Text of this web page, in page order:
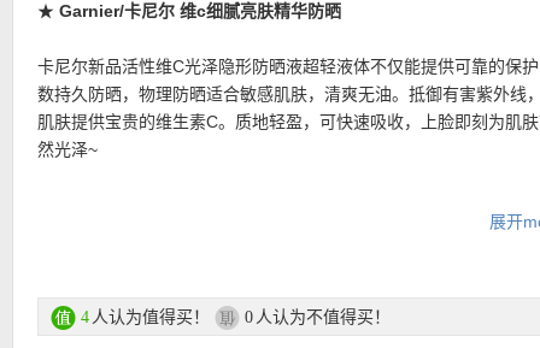
★ 自动优惠！
地利等地区，邮费详情请参考网站信息。
★ 退货：14天内无理由退货
★ 【Lookfantastic网站中文图文购物教程点击此处 】
★ Garnier/卡尼尔 维c细腻亮肤精华防晒
卡尼尔新品活性维C光泽隐形防晒液超轻液体不仅能提供可靠的保
数持久防晒，物理防晒适合敏感肌肤，清爽无油。抵御有害紫外线
肌肤提供宝贵的维生素C。质地轻盈，可快速吸收，上脸即刻为肌
然光泽~
★ 可用折上折优惠码： LFSELAIRE亲测有效！
展开
4 人认为值得买！ 0 人认为不值得买！